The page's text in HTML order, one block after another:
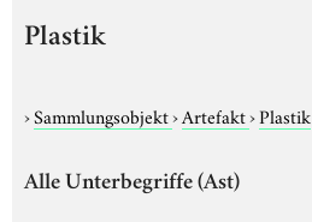
Plastik
›Sammlungsobjekt›Artefakt›Plastik
Alle Unterbegriffe (Ast)